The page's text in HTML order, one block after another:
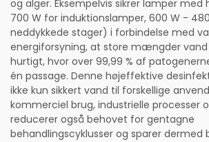
og alger. Eksempelvis sikrer lamper
700 W for induktionslamper, 600 W -
neddykkede stager) i forbindelse med
energiforsyning, at store mængder vand
hurtigt, hvor over 99,99 % af
én passage. Denne højeffektive
ikke kun sikkert vand til forskellige
kommerciel brug, industrielle processer
reducerer også behovet for gentagne
behandlingscyklusser og sparer dermed